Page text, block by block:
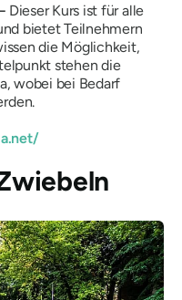
Dieser Kurs ist für alle
bietet Teilnehmern
die Möglichkeit,
stehen die
wobei bei Bedarf